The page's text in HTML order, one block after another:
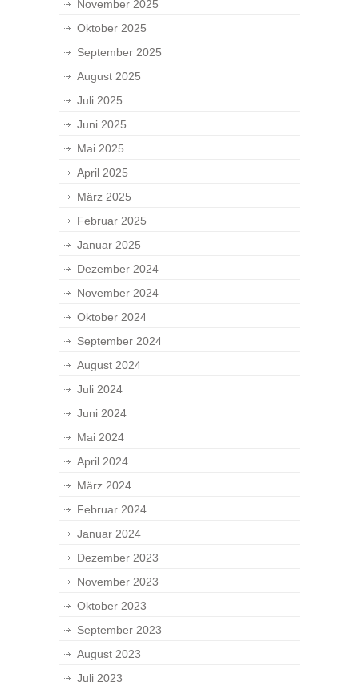
November 2025
Oktober 2025
September 2025
August 2025
Juli 2025
Juni 2025
Mai 2025
April 2025
März 2025
Februar 2025
Januar 2025
Dezember 2024
November 2024
Oktober 2024
September 2024
August 2024
Juli 2024
Juni 2024
Mai 2024
April 2024
März 2024
Februar 2024
Januar 2024
Dezember 2023
November 2023
Oktober 2023
September 2023
August 2023
Juli 2023